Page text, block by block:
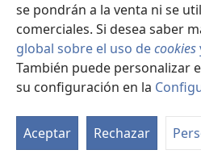
se pondrán a la venta ni se
comerciales. Si desea saber
global sobre el uso decookies
También puede personalizar
su configuración en la
Aceptar Rechazar
Copyright© 2026 Watch Tower Bible
CONDICIONES DE USO|
CONFIGURACIÓN